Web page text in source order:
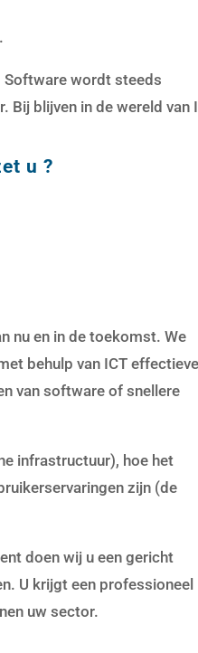
Software wordt steeds
Bij blijven in de wereld van
u ?
nu en in de toekomst. We
behulp van ICT
van software of snellere
infrastructuur), hoe het
zijn (de
doen wij u een gericht
U krijgt een professioneel
uw sector.